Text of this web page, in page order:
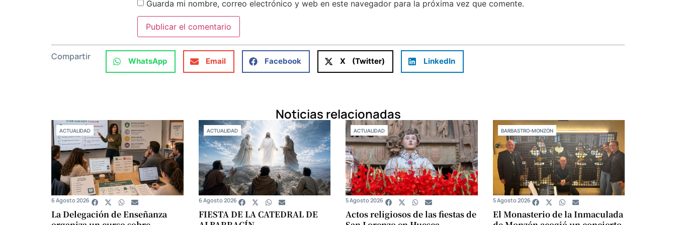
Guarda mi nombre, correo electrónico y web en este navegador para la próxima vez que comente.
Compartir WhatsApp Email Facebook X (Twitter) LinkedIn
Noticias relacionadas
ACTUALIDAD
La Delegación de Enseñanza
6 Agosto 2026
ACTUALIDAD
FIESTA DE LA CATEDRAL DE
6 Agosto 2026
ACTUALIDAD
Actos religiosos de las fiestas de
5 Agosto 2026
BARBASTRO-MONZÓN
El Monasterio de la Inmaculada
5 Agosto 2026